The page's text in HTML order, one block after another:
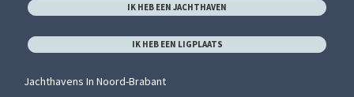
IK HEB EEN JACHTHAVEN
IK HEB EEN LIGPLAATS
Jachthavens In Noord-Brabant